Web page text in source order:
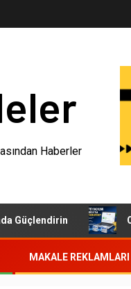
Haberler
MAKALE REKLAMLARI